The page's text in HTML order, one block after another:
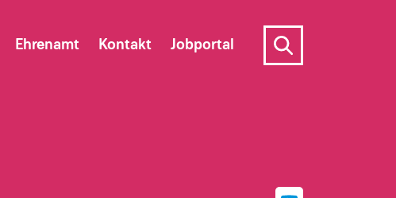
Ehrenamt Kontakt Jobportal